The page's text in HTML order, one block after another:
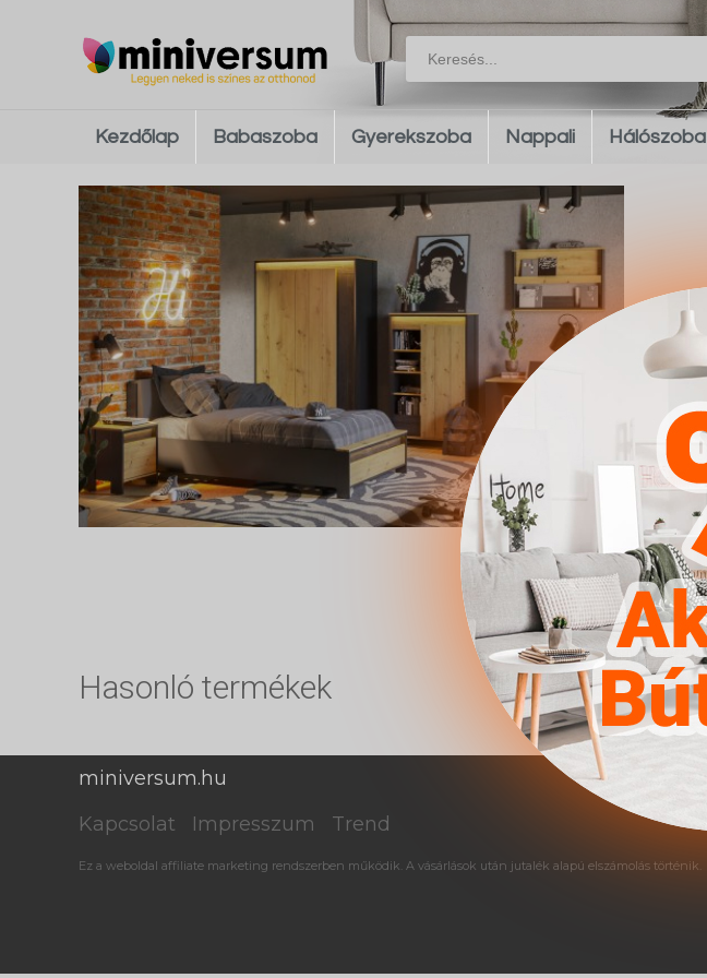
Kezdőlap Babaszoba Gyerekszoba Nappali Hálószoba
Hasonló termékek
miniversum.hu
Kapcsolat
Impresszum Trend
Ez a weboldal affiliate marketing rendszerben működik. A vásárlások után jutalék alapú elszámolás történik.